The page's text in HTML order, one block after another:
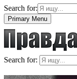
Search for:
Primary Menu
Search for: